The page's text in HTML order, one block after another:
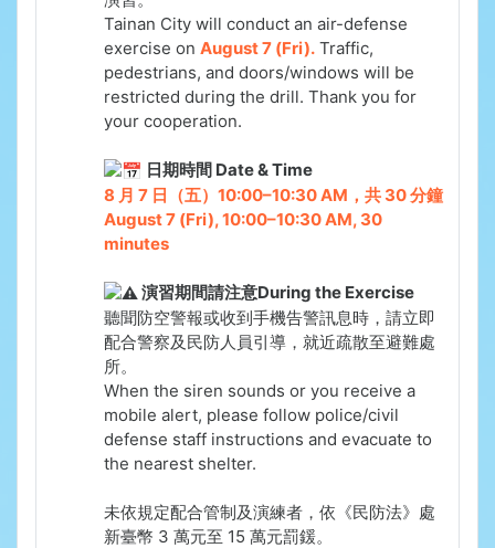
Tainan City will conduct an air-defense
exercise on August 7 (Fri). Traffic,
pedestrians, and doors/windows will be
restricted during the drill. Thank you for
your cooperation.
日期時間 Date & Time
8 月 7 日（五）10:00–10:30 AM，共 30 分鐘
August 7 (Fri), 10:00–10:30 AM, 30
minutes
演習期間請注意During the Exercise
聽聞防空警報或收到手機告警訊息時，請立即
配合警察及民防人員引導，就近疏散至避難處
所。
When the siren sounds or you receive a
mobile alert, please follow police/civil
defense staff instructions and evacuate to
the nearest shelter.
未依規定配合管制及演練者，依《民防法》處
新臺幣 3 萬元至 15 萬元罰鍰。